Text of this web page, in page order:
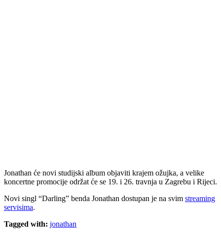
Jonathan će novi studijski album objaviti krajem ožujka, a velike
koncertne promocije održat će se 19. i 26. travnja u Zagrebu i Rijeci.
Novi singl “Darling” benda Jonathan dostupan je na svim streaming
servisima.
Tagged with: jonathan